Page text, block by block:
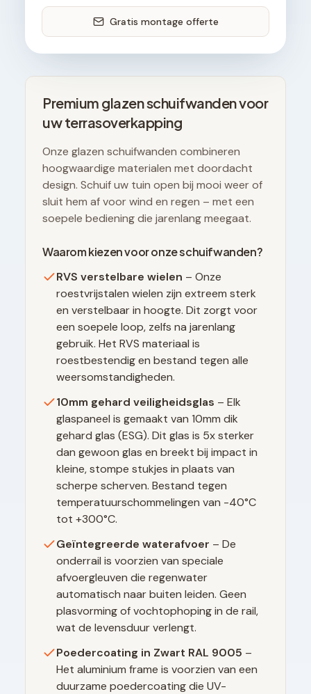
Gratis montage offerte
Premium glazen schuifwanden voor
uw terrasoverkapping
Onze glazen schuifwanden combineren
hoogwaardige materialen met doordacht
design. Schuif uw tuin open bij mooi weer of
sluit hem af voor wind en regen – met een
soepele bediening die jarenlang meegaat.
Waarom kiezen voor onze schuifwanden?
RVS verstelbare wielen – Onze
roestvrijstalen wielen zijn extreem sterk
en verstelbaar in hoogte. Dit zorgt voor
een soepele loop, zelfs na jarenlang
gebruik. Het RVS materiaal is
roestbestendig en bestand tegen alle
weersomstandigheden.
10mm gehard veiligheidsglas – Elk
glaspaneel is gemaakt van 10mm dik
gehard glas (ESG). Dit glas is 5x sterker
dan gewoon glas en breekt bij impact in
kleine, stompe stukjes in plaats van
scherpe scherven. Bestand tegen
temperatuurschommelingen van -40°C
tot +300°C.
Geïntegreerde waterafvoer – De
onderrail is voorzien van speciale
afvoergleuven die regenwater
automatisch naar buiten leiden. Geen
plasvorming of vochtophoping in de rail,
wat de levensduur verlengt.
Poedercoating in Zwart RAL 9005 –
Het aluminium frame is voorzien van een
duurzame poedercoating die UV-